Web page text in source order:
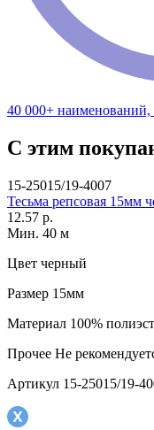
40 000+ наименований,
С этим
15-25015/19-4007
Тесьма репсовая 15мм
12.57 р.
Мин. 40 м
Цвет черный
Размер 15мм
Материал 100%
Прочее Не
Артикул 15-25015/19-